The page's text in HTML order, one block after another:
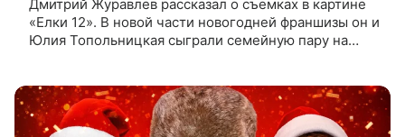
Дмитрий Журавлев рассказал о съемках в картине
«Елки 12». В новой части новогодней франшизы он и
Юлия Топольницкая сыграли семейную пару на